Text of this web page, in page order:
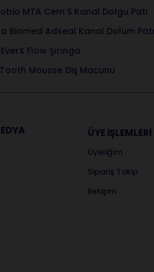
MTA Cem S Kanal Dolgu Patı
Biomed Adseal Kanal Dolum Patı
Flow Şırınga
Mousse Diş Macunu
ÜYE İŞLEMLERİ
Üyeliğim
Sipariş Takip
İletişim